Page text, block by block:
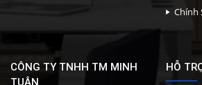
Chính
CÔNG TY TNHH TM MINH
TUÂN
HỖ